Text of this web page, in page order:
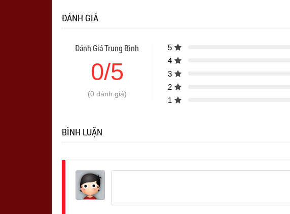
ĐÁNH GIÁ
Đánh Giá Trung Bình
0/5
(0 đánh giá)
5
4
3
2
1
BÌNH LUẬN